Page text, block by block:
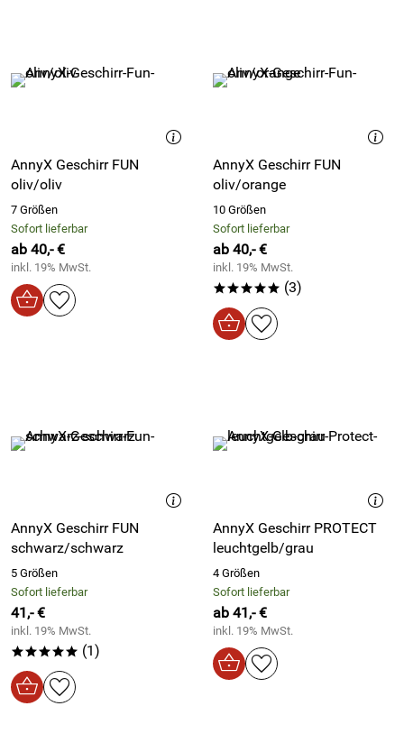
AnnyX Geschirr FUN
oliv/oliv
7 Größen
Sofort lieferbar
ab 40,- €
inkl. 19% MwSt.
AnnyX Geschirr FUN
oliv/orange
10 Größen
Sofort lieferbar
ab 40,- €
inkl. 19% MwSt.
***** (3)
AnnyX Geschirr FUN
schwarz/schwarz
5 Größen
Sofort lieferbar
41,- €
inkl. 19% MwSt.
***** (1)
AnnyX Geschirr PROTECT
leuchtgelb/grau
4 Größen
Sofort lieferbar
ab 41,- €
inkl. 19% MwSt.